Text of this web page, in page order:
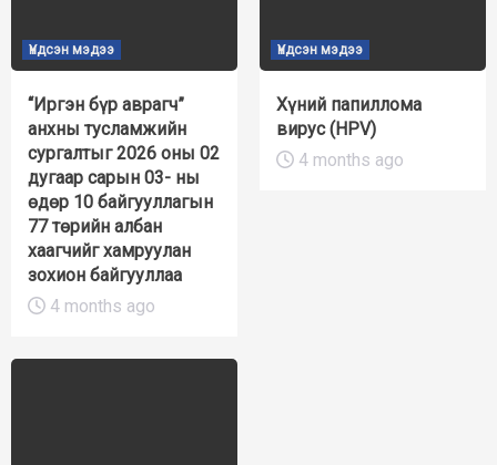
Үндсэн мэдээ
“Иргэн бүр аврагч”
анхны тусламжийн
сургалтыг 2026 оны 02
дугаар сарын 03- ны
өдөр 10 байгууллагын
77 төрийн албан
хаагчийг хамруулан
зохион байгууллаа
4 months ago
Үндсэн мэдээ
Хүний папиллома
вирус (HPV)
4 months ago